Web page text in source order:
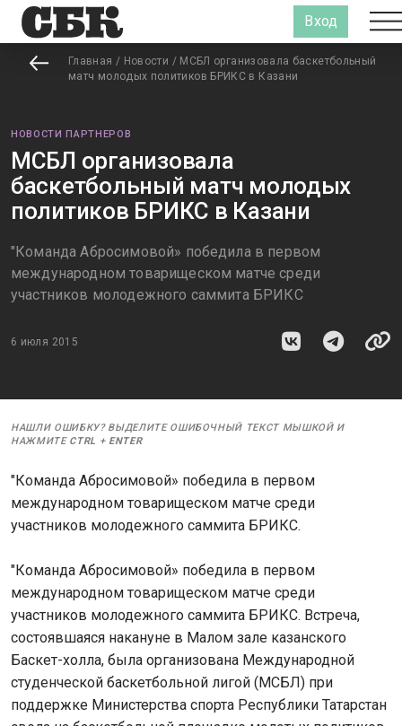
Вход
Главная / Новости / МСБЛ организовала баскетбольный
матч молодых политиков БРИКС в Казани
НОВОСТИ ПАРТНЕРОВ
МСБЛ организовала
баскетбольный матч молодых
политиков БРИКС в Казани
"Команда Абросимовой» победила в первом
международном товарищеском матче среди
участников молодежного саммита БРИКС
6 июля 2015
НАШЛИ ОШИБКУ? ВЫДЕЛИТЕ ОШИБОЧНЫЙ ТЕКСТ МЫШКОЙ И
НАЖМИТЕ CTRL + ENTER
"Команда Абросимовой» победила в первом
международном товарищеском матче среди
участников молодежного саммита БРИКС.
"Команда Абросимовой» победила в первом
международном товарищеском матче среди
участников молодежного саммита БРИКС. Встреча,
состоявшаяся накануне в Малом зале казанского
Баскет-холла, была организована Международной
студенческой баскетбольной лигой (МСБЛ) при
поддержке Министерства спорта Республики Татарстан